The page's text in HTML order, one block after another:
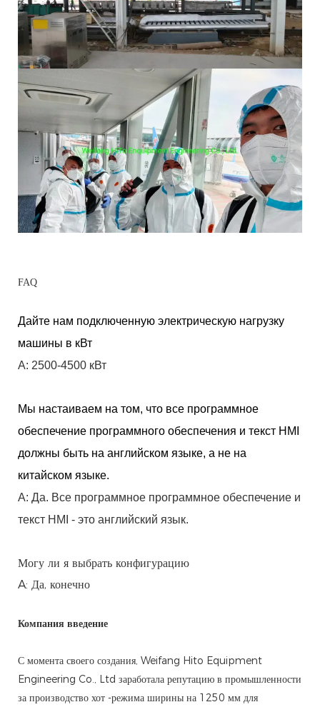
FAQ
Дайте нам подключенную электрическую нагрузку
машины в кВт
A: 2500-4500 кВт
Мы настаиваем на том, что все программное
обеспечение программного обеспечения и текст HMI
должны быть на английском языке, а не на
китайском языке.
A: Да. Все программное программное обеспечение и
текст HMI - это английский язык.
Могу ли я выбрать конфигурацию
A: Да, конечно
Компания введение
С момента своего создания, Weifang Hito Equipment
Engineering Co., Ltd заработала репутацию в промышленности
за производство хот -режима ширины на 1250 мм для